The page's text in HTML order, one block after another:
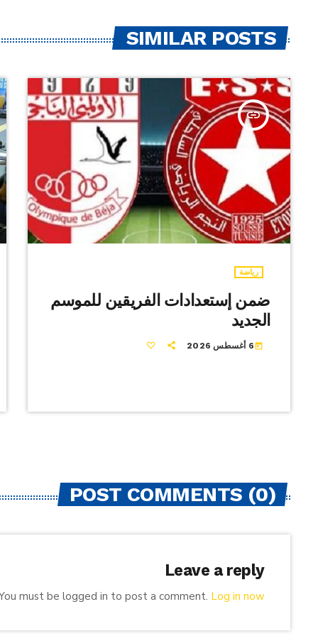
SIMILAR POSTS
insert_link
رياضة
ضمن إستعدادات الفريقين للموسم
الجديد
today6 أغسطس 2026
POST COMMENTS (0)
Leave a reply
must be logged in to post a comment. Log in now